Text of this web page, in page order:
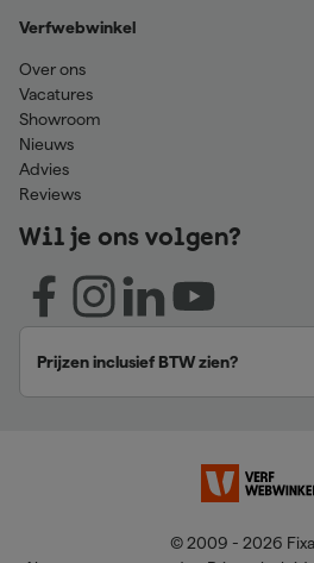
Verfwebwinkel
Over ons
Vacatures
Showroom
Nieuws
Advies
Reviews
Wil je ons volgen?
Prijzen inclusief BTW zien?
© 2009 - 2026